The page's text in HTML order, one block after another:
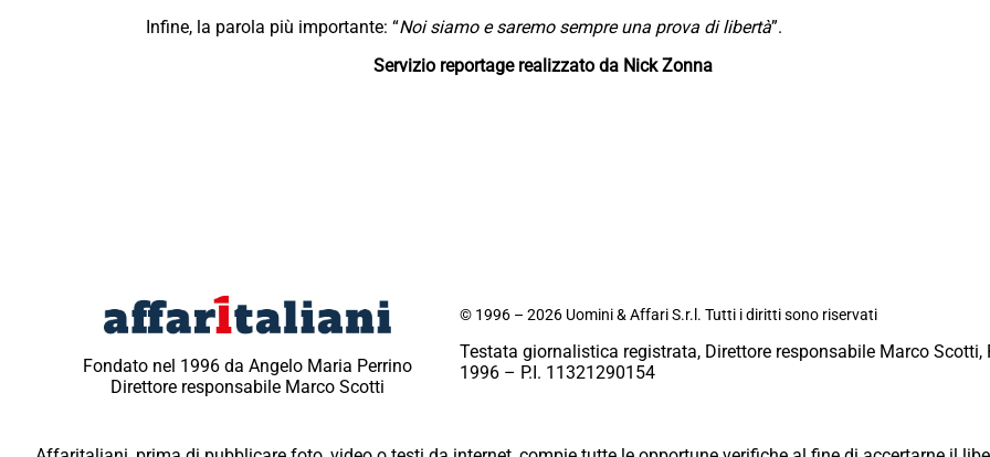
Infine, la parola più importante: “Noi siamo e saremo sempre una prova di libertà”.
Servizio reportage realizzato da Nick Zonna
Fondato nel 1996 da Angelo Maria Perrino
Direttore responsabile Marco Scotti
© 1996 – 2026 Uomini & Affari S.r.l. Tutti i diritti sono riservati
Testata giornalistica registrata, Direttore responsabile Marco Scotti,
1996 – P.I. 11321290154